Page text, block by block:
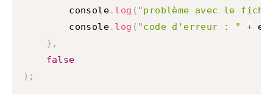
        console
. log ( "problème avec le
        console
. log ( "code d'erreur : " +
} ,
false
) ;